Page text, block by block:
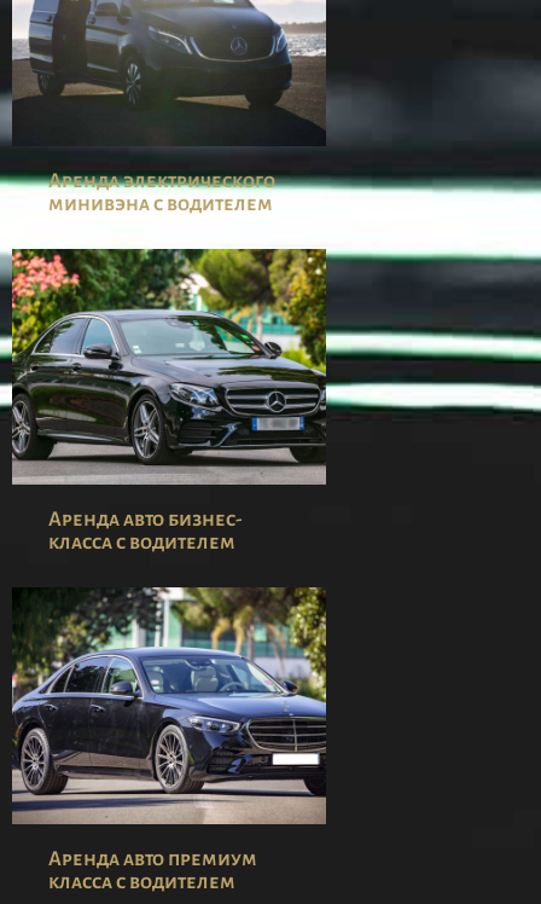
Аренда электрического
минивэна с водителем
Аренда авто бизнес-
класса с водителем
Аренда авто премиум
класса с водителем